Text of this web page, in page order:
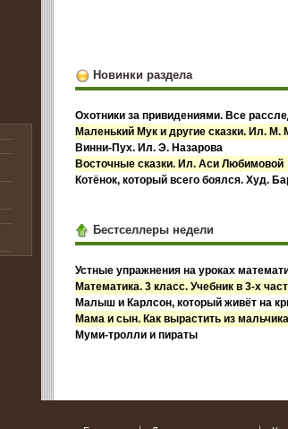
Новинки раздела
Охотники за привидениями. Все
Маленький Мук и другие сказки. Ил. М.
Винни-Пух. Ил. Э. Назарова
Восточные сказки. Ил. Аси Любимовой
Котёнок, который всего боялся. Худ.
Бестселлеры недели
Устные упражнения на уроках
Математика. 3 класс. Учебник в 3-х
Малыш и Карлсон, который живёт на
Мама и сын. Как вырастить из
Муми-тролли и пираты